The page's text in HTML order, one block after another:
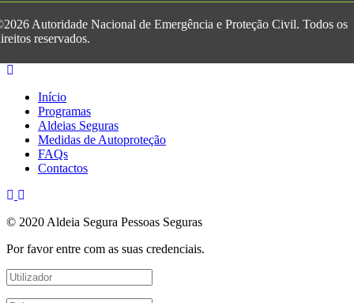
Autoridade Nacional de Emergência e Proteção Civil. Todos os
reservados.
Início
Programas
Aldeias Seguras
Medidas de Autoproteção
FAQs
Contactos
© 2020 Aldeia Segura Pessoas Seguras
Por favor entre com as suas credenciais.